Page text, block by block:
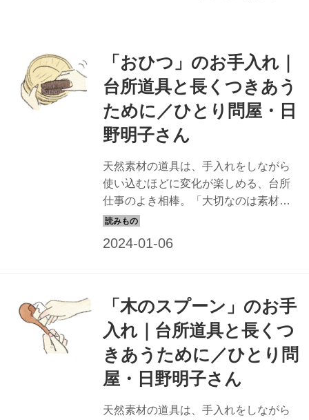
「おひつ」のお手入れ｜
台所道具と長くつきあう
ために／ひとり問屋・日
野明子さん
天然素材の道具は、手入れをしながら
使い込むほどに変化が楽しめる、台所
仕事のよき相棒。「大切なのは素材を
知ること」と話す「ひとり問屋」で道
「木のスプーン」のお手
入れ｜台所道具と長くつ
きあうために／ひとり問
屋・日野明子さん
天然素材の道具は、手入れをしながら